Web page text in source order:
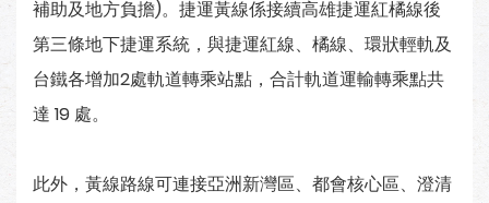
補助及地方負擔)。捷運黃線係接續高雄捷運紅橘線後
第三條地下捷運系統，與捷運紅線、橘線、環狀輕軌及
台鐵各增加2處軌道轉乘站點，合計軌道運輸轉乘點共
達 19 處。
此外，黃線路線可連接亞洲新灣區、都會核心區、澄清